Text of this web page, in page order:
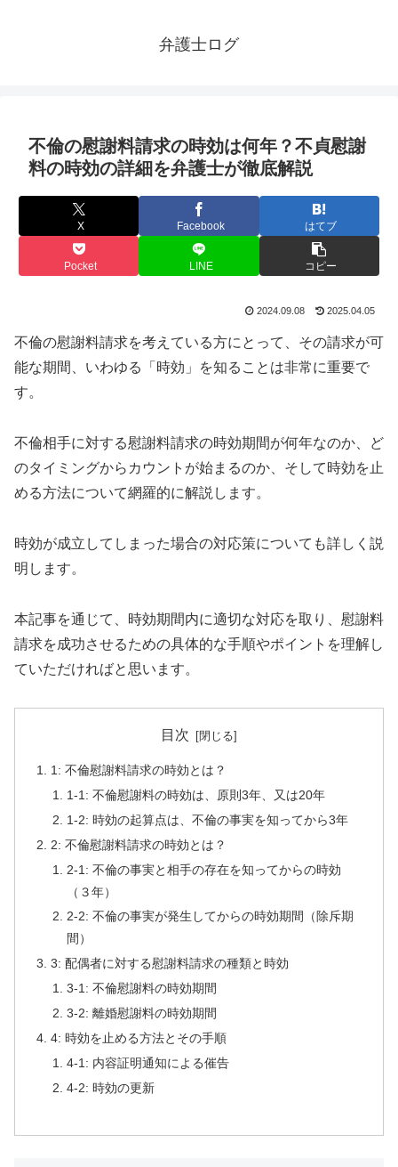
弁護士ログ
不倫の慰謝料請求の時効は何年？不貞慰謝
料の時効の詳細を弁護士が徹底解説
X Facebook はてブ
Pocket LINE コピー
2024.09.08 2025.04.05
不倫の慰謝料請求を考えている方にとって、その請求が可
能な期間、いわゆる「時効」を知ることは非常に重要で
す。
不倫相手に対する慰謝料請求の時効期間が何年なのか、ど
のタイミングからカウントが始まるのか、そして時効を止
める方法について網羅的に解説します。
時効が成立してしまった場合の対応策についても詳しく説
明します。
本記事を通じて、時効期間内に適切な対応を取り、慰謝料
請求を成功させるための具体的な手順やポイントを理解し
ていただければと思います。
目次
1: 不倫慰謝料請求の時効とは？
1-1: 不倫慰謝料の時効は、原則3年、又は20年
1-2: 時効の起算点は、不倫の事実を知ってから3年
2: 不倫慰謝料請求の時効とは？
2-1: 不倫の事実と相手の存在を知ってからの時効
（３年）
2-2: 不倫の事実が発生してからの時効期間（除斥期
間）
3: 配偶者に対する慰謝料請求の種類と時効
3-1: 不倫慰謝料の時効期間
3-2: 離婚慰謝料の時効期間
4: 時効を止める方法とその手順
4-1: 内容証明通知による催告
4-2: 時効の更新